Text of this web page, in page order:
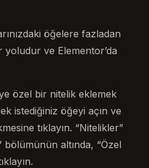
öğelere fazladan
ve Elementor’da
özel bir nitelik eklemek
istediğiniz öğeyi açın ve
tıklayın. “Nitelikler”
bölümünün altında, “Özel